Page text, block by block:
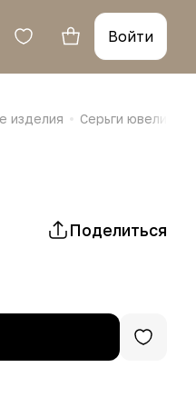
Войти
изделия Серьги
Поделиться